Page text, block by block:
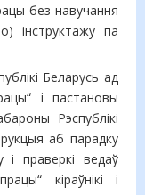
без навучання
інструктажу па
Беларусь ад
і пастановы
Рэспублікі
аб парадку
і праверкі ведаў
кіраўнікі і